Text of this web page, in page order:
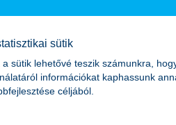
sütik
a sütik lehetővé teszik számunkra,
információkat kaphassunk
céljából.